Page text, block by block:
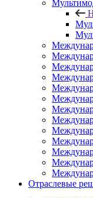
Отраслевые